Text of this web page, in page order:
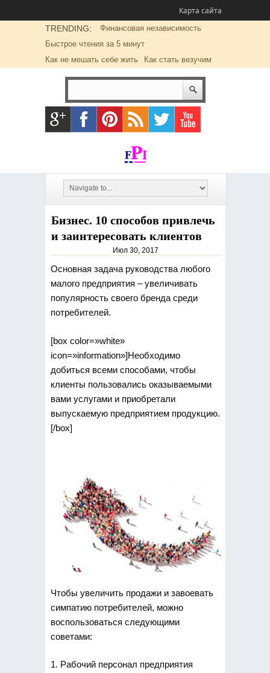
Карта сайта
TRENDING:
Финансовая независимость
Быстрое чтения за 5 минут
Как не мешать себе жить
Как стать везучим
Бизнес. 10 способов привлечь
и заинтересовать клиентов
Июл 30, 2017
Основная задача руководства любого
малого предприятия – увеличивать
популярность своего бренда среди
потребителей.
[box color=»white»
icon=»information»]Необходимо
добиться всеми способами, чтобы
клиенты пользовались оказываемыми
вами услугами и приобретали
выпускаемую предприятием продукцию.
[/box]
Чтобы увеличить продажи и завоевать
симпатию потребителей, можно
воспользоваться следующими
советами:
1. Рабочий персонал предприятия